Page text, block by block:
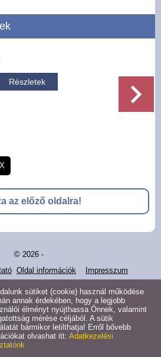
00008
Részletek
X
az előző oldalra!
© 2026 -
Oldal információk Impresszum
sütiket (cookie) használ működése
annak érdekében, hogy a legjobb
élményt nyújthassa Önnek, valamint
mérése céljából. A sütik
bármikor letilthatja! Erről bővebb
olvashat itt: Adatkezelési